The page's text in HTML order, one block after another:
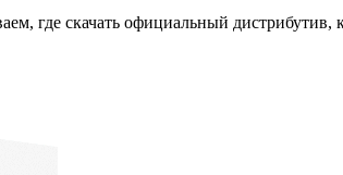
где скачать официальный дистрибутив,